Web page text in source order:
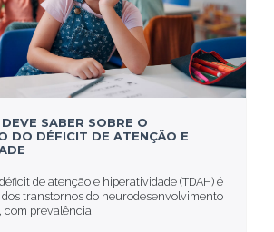
SABER SOBRE O
DO DÉFICIT DE ATENÇÃO E
de atenção e hiperatividade (TDAH) é
transtornos do neurodesenvolvimento
com prevalência